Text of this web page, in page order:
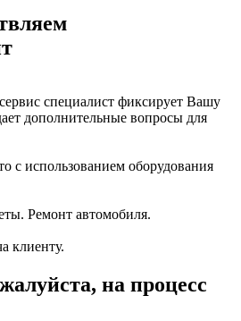
специалист фиксирует Вашу
дополнительные вопросы для
с использованием оборудования
Ремонт автомобиля.
клиенту.
на процесс